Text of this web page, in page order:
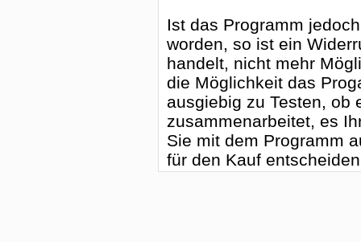
Ist das Programm
worden, so ist ein
handelt, nicht mehr
die Möglichkeit das
ausgiebig zu Testen, ob
zusammenarbeitet, es
Sie mit dem Programm
für den Kauf